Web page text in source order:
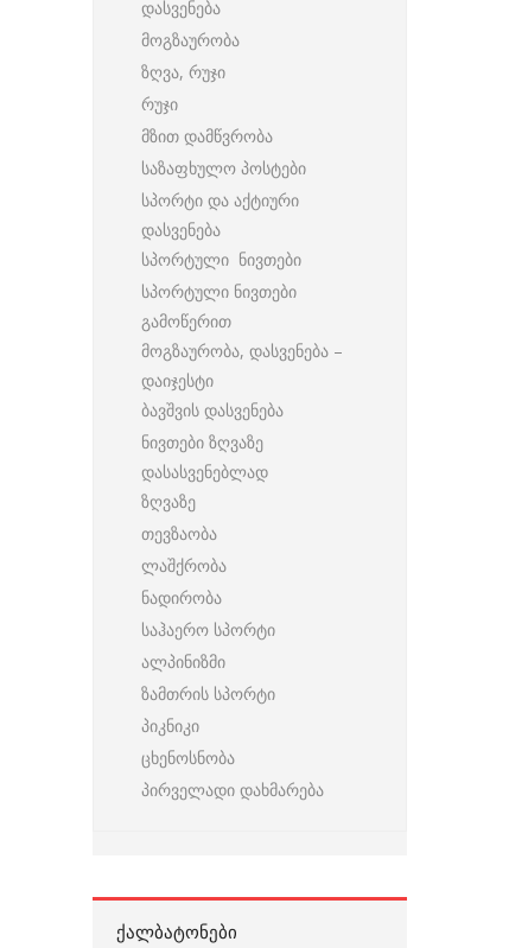
დასვენება
მოგზაურობა
ზღვა, რუჯი
რუჯი
მზით დამწვრობა
საზაფხულო პოსტები
სპორტი და აქტიური
დასვენება
სპორტული ნივთები
სპორტული ნივთები
გამოწერით
მოგზაურობა, დასვენება –
დაიჯესტი
ბავშვის დასვენება
ნივთები ზღვაზე
დასასვენებლად
ზღვაზე
თევზაობა
ლაშქრობა
ნადირობა
საჰაერო სპორტი
ალპინიზმი
ზამთრის სპორტი
პიკნიკი
ცხენოსნობა
პირველადი დახმარება
ᲥᲐᲚᲑᲐᲢᲝᲜᲔᲑᲘ